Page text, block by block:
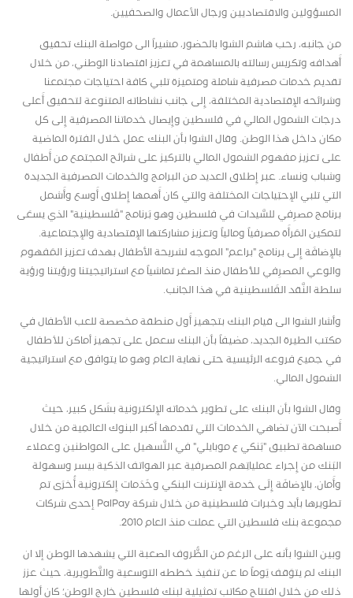
المسؤولين والاقتصاديين ورجال الأعمال والصحفيين.
من جانبه، رحب هاشم الشوا بالحضور، مشيراً الى مواصلة البنك تحقيق
أَهدافه وتكريس رسالته بالمساهمة في تعزيز اقتصادنا الوطني، من خلال
تقديم خدمات مصرفية شاملة ومتميزة تلبي كافة احتياجات مجتمعنا
وشرائحه الإِقتصادية المختلفة، إِلى جانب نشاطاته المتنوعة لتحقيق أَعلى
درجات الشمول المالي في فلسطين وإِيصال خدماتنا المصرفية إِلى كل
مكان داخل هذا الوطن. وقال الشوا بأن البنك عمل خلال الفترة الماضية
على تعزيز مفهوم الشمول المالي بالتركيز على شرائح المجتمع من أَطفال
وشباب ونساء. عبر إِطلاق العديد من البرامج والخدمات المصرفية الجديدة
التي تلبي الإِحتِياجات المختلفة والتي كان أَهمها إِطلاق أَوسع وأَشمل
برنامج مصرِفي للسَّيدات في فلسطين وهو بَرنامج "فَلسطينية" الذي يسعَى
لتمكين المَرأَة مصرفياً ومالياً وتعزيز مشاركتها الإِقتصادية والإِجتماعية.
بالإِضافَة إِلى برنامج "براعم" الموجه لشريحة الأَطفال بهدف تعزيز المَفهوم
والوعي المصرِفي للأَطفال منذ الصغر تماشياً مع استراتيجيتنا ورؤيتنا ورؤية
سلطة النَّقد الفَلسطينية في هذا الجانب.
وأشار الشوا الى قيام البنك بتجهيز أَول منطقة مخصصة للعب الأَطفال في
مكتب الطيرة الجديد، مضيفاً بأن البنك سعمل على تجهيز أماكن للأطفال
في جميع فروعه الرئيسية حتى نهاية العام وهو ما يتوافق مع استراتيجية
الشمول المالي.
وقال الشوا بأن البنك على تطوِير خدماته الإِلكترونية بشَكل كبير، حيث
أَصبحت الآن تضاهي الخدمات التي تقدمها أكبر البنوك العالمِية من خلال
مساهمة تطبيق "بَنكي ع موبايلي" في التَّسهيل على المواطنين وعملاء
البَنك من إِجراء عملياتِهم المصرفية عبر الهواتف الذكية بيسر وسهولة
وأَمان، بالإِضافَة إِلَى خدمة الإِنترنت البنكي وخَدَمات إِلكترونية أُخرَى تم
تطويرها بأيد وخبرات فلسطينية من خلال شركة PalPay إحدى شركات
مجموعة بنك فلسطين التي عملت منذ العام 2010.
وبين الشوا بأنه على الرغم من الظُّروف الصعبة التي يشهدها الوطن إلا ان
البنك لم يتوَقف يَوماً ما عن تنفيذ خطَطه التوسعية والتَّطويرية، حيث عزز
ذلك من خلال افتتاح مكاتب تمثيلية لبنك فلسطين خارج الوطن؛ كان أولها